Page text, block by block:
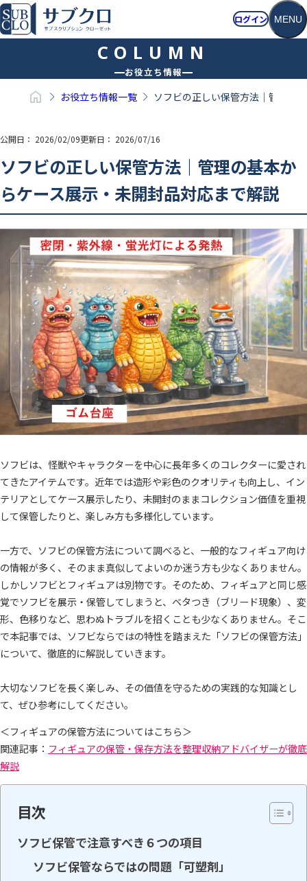
ホーム
ログイン MENU
お役立ち情報
お役立ち情報一覧 ソフビの正しい保管方法｜管理の
公開日： 2026/02/09更新日： 2026/07/16
ソフビの正しい保管方法｜管理の基本か
らケース展示・未開封品対応まで解説
ソフビは、怪獣やキャラクターを中心に長年多くのコレクターに愛され
てきたアイテムです。近年では造形や彩色のクオリティも向上し、イン
テリアとしてケース展示したり、未開封のままコレクション価値を重視
して保管したりと、楽しみ方も多様化しています。
一方で、ソフビの保管方法について調べると、一般的なフィギュア向け
の情報が多く、そのまま真似してよいのか迷う方も少なくありません。
しかしソフビとフィギュアは別物です。そのため、フィギュアと同じ感
覚でソフビを展示・保管してしまうと、ベタつき（ブリード現象）、変
形、色移りなど、思わぬトラブルを招くことも少なくありません。そこ
で本記事では、ソフビならではの特性を踏まえた「ソフビの保管方法」
について、徹底的に解説していきます。
大切なソフビを長く楽しみ、その価値を守るための実践的な知識とし
て、ぜひ参考にしてください。
＜フィギュアの保管方法についてはこちら＞
関連記事： フィギュアの保管・保存方法を整理収納アドバイザーが徹底
解説
目次
ソフビ保管で注意すべき６つの項目
ソフビ保管ならではの問題「可塑剤」